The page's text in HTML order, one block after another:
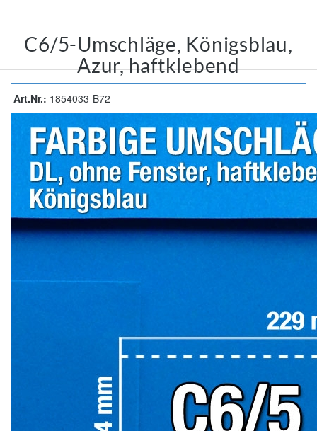
C6/5-Umschläge, Königsblau,
Azur, haftklebend
Art.Nr.: 1854033-B72